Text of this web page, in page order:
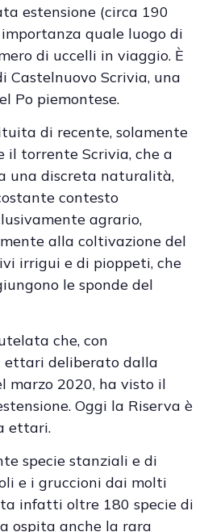
estensione (circa 190
quale luogo di
di uccelli in viaggio. È
Castelnuovo Scrivia, una
Po piemontese.
di recente, solamente
il torrente Scrivia, che a
una discreta naturalità,
contesto
agrario,
alla coltivazione del
irrigui e di pioppeti, che
le sponde del
che, con
ettari deliberato dalla
marzo 2020, ha visto il
Oggi la Riserva è
ettari.
specie stanziali e di
e i gruccioni dai molti
infatti oltre 180 specie di
ospita anche la rara